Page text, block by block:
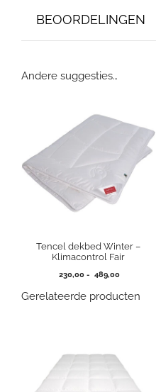
BEOORDELINGEN
Andere suggesties…
Tencel dekbed Winter –
Klimacontrol Fair
230,00 - 489,00Prijsklasse:
tot
Gerelateerde producten